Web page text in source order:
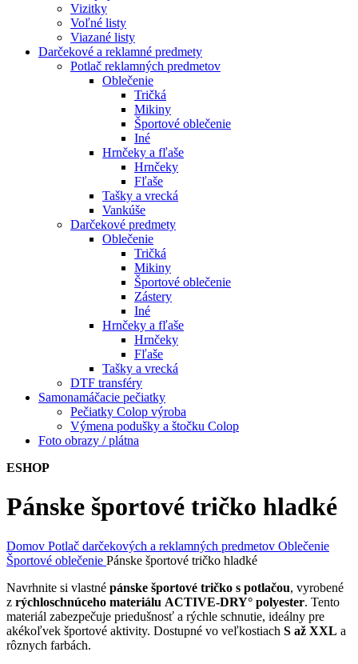
Vizitky
Voľné listy
Viazané listy
Darčekové a reklamné predmety
Potlač reklamných predmetov
Oblečenie
Tričká
Mikiny
Športové oblečenie
Iné
Hrnčeky a fľaše
Hrnčeky
Fľaše
Tašky a vrecká
Vankúše
Darčekové predmety
Oblečenie
Tričká
Mikiny
Športové oblečenie
Zástery
Iné
Hrnčeky a fľaše
Hrnčeky
Fľaše
Tašky a vrecká
DTF transféry
Samonamáčacie pečiatky
Pečiatky Colop výroba
Výmena podušky a štočku Colop
Foto obrazy / plátna
ESHOP
Pánske športové tričko hladké
Domov Potlač darčekových a reklamných predmetov Oblečenie
Športové oblečenie Pánske športové tričko hladké
Navrhnite si vlastné pánske športové tričko s potlačou, vyrobené
z rýchloschnúceho materiálu ACTIVE-DRY° polyester. Tento
materiál zabezpečuje priedušnosť a rýchle schnutie, ideálny pre
akékoľvek športové aktivity. Dostupné vo veľkostiach S až XXL a
rôznych farbách.